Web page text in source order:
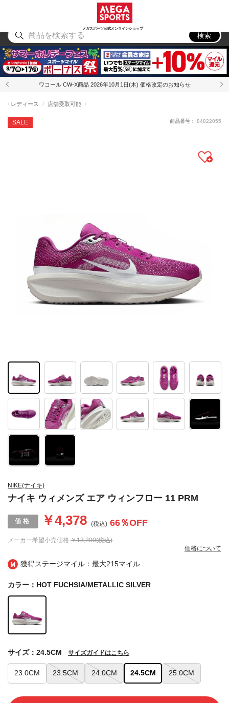
メガスポーツ公式オンラインショップ
アウトドア
検索
ワコール CW-X商品 2026年10月1日(木) 価格改定のお知らせ
獲得ステージマイル：最大215マイル
NIKE(ナイキ)
ナイキ ウィメンズ エア ウィンフロー 11 PRM
SALE
レディース 店舗受取可能
メーカー希望小売価格 ￥13,200(税込)
￥4,378 (税込) 66％OFF
価格について
商品番号： 84822055
カラー：HOT FUCHSIA/METALLIC SILVER
23.0CM 23.5CM 24.0CM 24.5CM 25.0CM
サイズ：24.5CM サイズガイドはこちら